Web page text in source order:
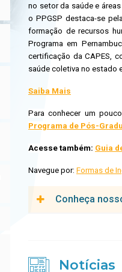
no setor da saúde e
o PPGSP destaca-se
formação de recursos
Programa em
certificação da CAPES,
saúde coletiva no estado
Saiba Mais
Para conhecer um
Programa de Pós-
Acesse também: Guia
Navegue por: Formas de
Conheça
científicas aplicadas a
Notícias